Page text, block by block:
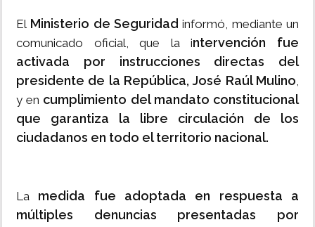
El Ministerio de Seguridad informó, mediante un
comunicado oficial, que la intervención fue
activada por instrucciones directas del
presidente de la República, José Raúl Mulino,
y en cumplimiento del mandato constitucional
que garantiza la libre circulación de los
ciudadanos en todo el territorio nacional.
La medida fue adoptada en respuesta a
múltiples denuncias presentadas por